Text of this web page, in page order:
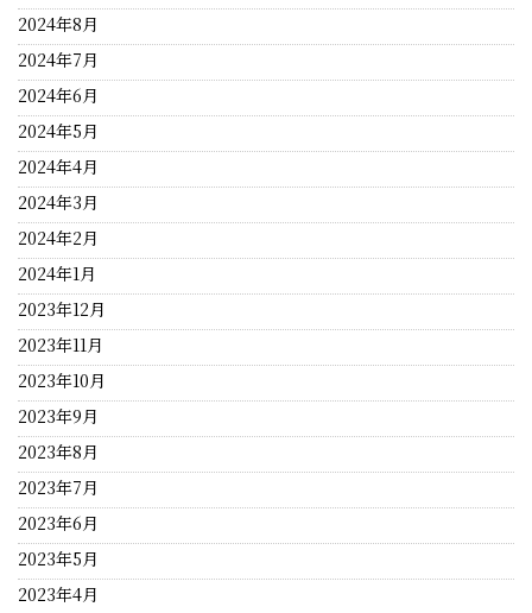
2024年8月
2024年7月
2024年6月
2024年5月
2024年4月
2024年3月
2024年2月
2024年1月
2023年12月
2023年11月
2023年10月
2023年9月
2023年8月
2023年7月
2023年6月
2023年5月
2023年4月